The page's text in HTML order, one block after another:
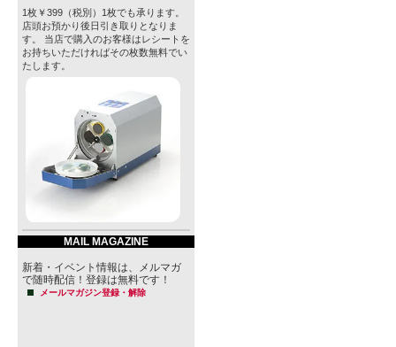
1枚￥399（税別）1枚でも承ります。
店頭お預かり後日引き取りとなりま
す。 当店で購入のお客様はレシートを
お持ちいただければその枚数無料でい
たします。
MAIL MAGAZINE
新着・イベント情報は、メルマガ
で随時配信！登録は無料です！
メールマガジン登録・解除